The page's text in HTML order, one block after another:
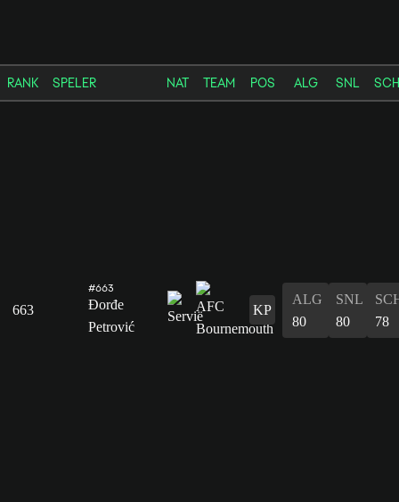
RANK SPELER NAT TEAM POS ALG SNL SCH
663
#663
Đorđe
Petrović
KP
ALG
80
SNL
80
78